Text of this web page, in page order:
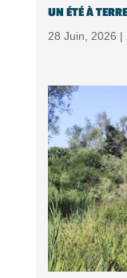
UN ÉTÉ À
28 Juin, 2026 |